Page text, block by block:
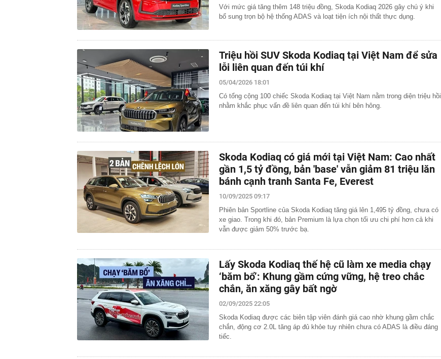
Với mức giá tăng thêm 148 triệu đồng, Skoda Kodiaq 2026 gây chú ý khi
bổ sung trọn bộ hệ thống ADAS và loạt tiện ích nội thất thực dụng.
Triệu hồi SUV Skoda Kodiaq tại Việt Nam để sửa
lỗi liên quan đến túi khí
05/04/2026 18:01
Có tổng cộng 100 chiếc Skoda Kodiaq tại Việt Nam nằm trong diện triệu hồi
nhằm khắc phục vấn đề liên quan đến túi khí bên hông.
Skoda Kodiaq có giá mới tại Việt Nam: Cao nhất
gần 1,5 tỷ đồng, bản 'base' vẫn giảm 81 triệu lăn
bánh cạnh tranh Santa Fe, Everest
10/09/2025 09:17
Phiên bản Sportline của Skoda Kodiaq tăng giá lên 1,495 tỷ đồng, chưa có
xe giao. Trong khi đó, bản Premium là lựa chọn tối ưu chi phí hơn cả khi
vẫn được giảm 50% trước bạ.
Lấy Skoda Kodiaq thế hệ cũ làm xe media chạy
‘băm bổ’: Khung gầm cứng vững, hệ treo chắc
chắn, ăn xăng gây bất ngờ
02/09/2025 22:05
Skoda Kodiaq được các biên tập viên đánh giá cao nhờ khung gầm chắc
chắn, động cơ 2.0L tăng áp đủ khỏe tuy nhiên chưa có ADAS là điều đáng
tiếc.